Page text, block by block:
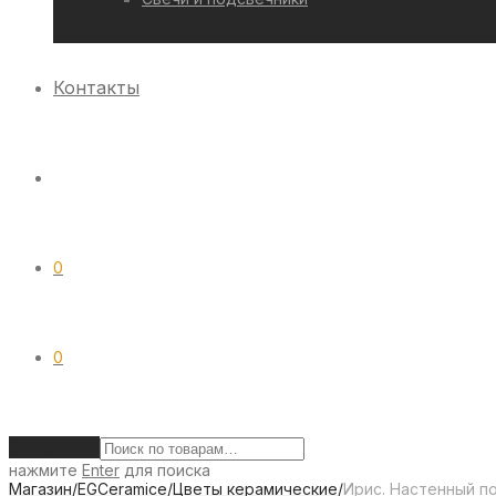
Контакты
0
0
нажмите Enter для поиска
Магазин/EGCeramice/Цветы керамические/Ирис. Настенный